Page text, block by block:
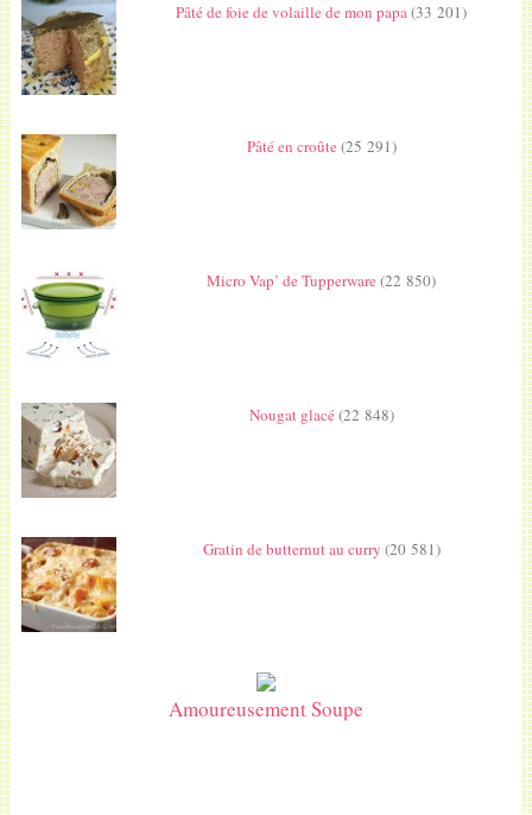
Pâté de foie de volaille de mon papa(33 201)
Pâté en croûte(25 291)
Micro Vap’ de Tupperware(22 850)
Nougat glacé(22 848)
Gratin de butternut au curry (20 581)
Amoureusement Soupe